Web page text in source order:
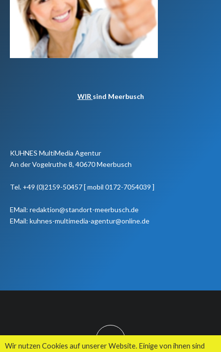
WIR sind Meerbusch
KUHNES MultiMedia Agentur
An der Vogelruthe 8, 40670 Meerbusch
Tel. +49 (0)2159-50457 [ mobil 0172-7054039 ]
EMail: redaktion@standort-meerbusch.de
EMail: kuhnes-multimedia-agentur@online.de
TOP
Wir nutzen Cookies auf unserer Website. Einige von ihnen sind